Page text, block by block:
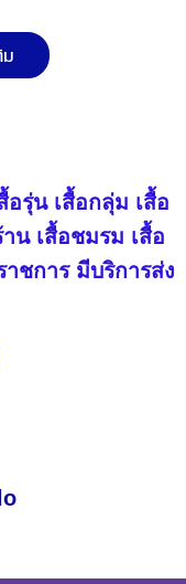
อรุ่น เสื้อกลุ่ม เสื้อ
น เสื้อชมรม เสื้อ
ชการ มีบริการส่ง